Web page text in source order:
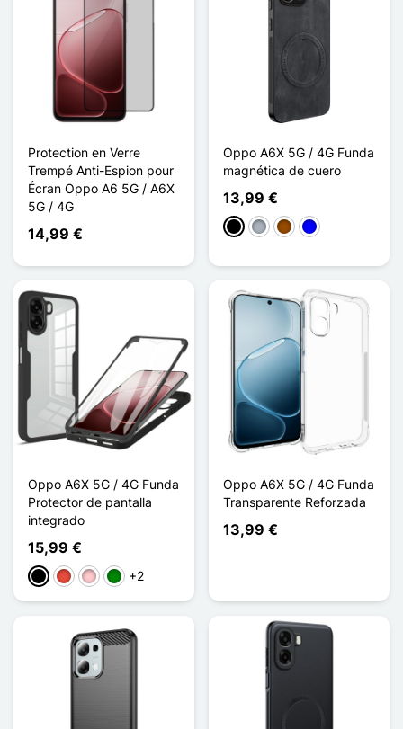
Protection en Verre
Trempé Anti-Espion pour
Écran Oppo A6 5G / A6X
5G / 4G
14,99 €
Oppo A6X 5G / 4G Funda
magnética de cuero
13,99 €
NegroGris Marrón
Azul
Oppo A6X 5G / 4G Funda
Protector de pantalla
integrado
15,99 €
NegroRojoRosaVerde
+2
Oppo A6X 5G / 4G Funda
Transparente Reforzada
13,99 €